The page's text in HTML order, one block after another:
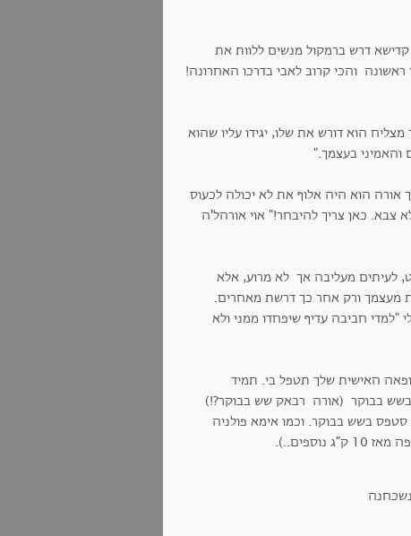
דרש ברמקול מנשים ללוות את
והכי קרוב לאבי בדרכו האחרונה!
הוא דורש את שלו, יגידו עליו שהוא
בעצמך."
הוא היה אלוף את לא יכולה לכעוס
צבא. כאן צריך להיבחר!" אוי אורהל'ה
לעיתים מעליבה אך לא מרוע, אלא
מעצמך ורק אחר כך דרשת מאחרים.
חביבה עדיף שיפחדו ממני ולא
האישית שלך תטפל בי. תמיד
בשש בבוקר (אורה רבאק שש בבוקר?!)
בשש בבוקר. וכמו אימא פולניה